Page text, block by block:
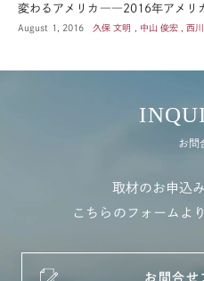
変わるアメリカ――2016年アメリ
August 1, 2016 久保 文明 , 中山 俊宏 , 西
お問
取材のお申込
こちらのフォームよ
お問合せ